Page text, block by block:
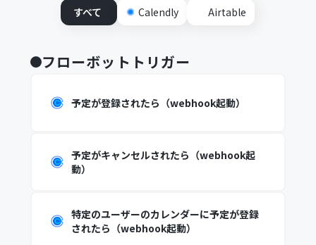
すべて Calendly Airtable
フローボットトリガー
予定が登録されたら（webhook起動）
予定がキャンセルされたら（webhook起
動）
特定のユーザーのカレンダーに予定が登録
されたら（webhook起動）